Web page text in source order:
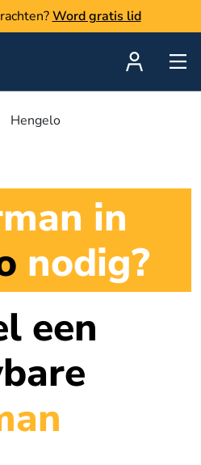
Word gratis lid
Hengelo
in
nodig?
een